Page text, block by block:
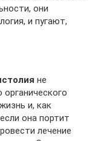
они
и пугают,
не
и, как
она портит
лечение